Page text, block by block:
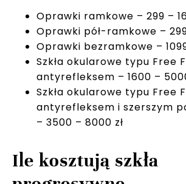
Oprawki ramkowe – 299 –
Oprawki pół-ramkowe – 299
Oprawki bezramkowe –
Szkła okularowe typu Free
antyrefleksem – 1600 –
Szkła okularowe typu Free
antyrefleksem i szerszym
– 3500 – 8000 zł
Ile kosztują szkła